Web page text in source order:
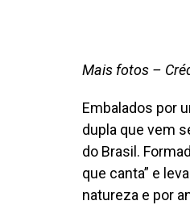
Mais fotos –
Embalados por
dupla que vem
do Brasil.
que canta” e
natureza e por